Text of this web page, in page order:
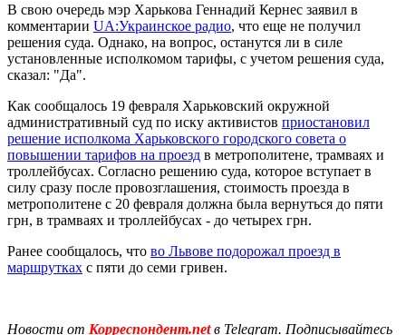
В свою очередь мэр Харькова Геннадий Кернес заявил в
комментарии UA:Украинское радио, что еще не получил
решения суда. Однако, на вопрос, останутся ли в силе
установленные исполкомом тарифы, с учетом решения суда,
сказал: "Да".
Как сообщалось 19 февраля Харьковский окружной
административный суд по иску активистов приостановил
решение исполкома Харьковского городского совета о
повышении тарифов на проезд в метрополитене, трамваях и
троллейбусах. Согласно решению суда, которое вступает в
силу сразу после провозглашения, стоимость проезда в
метрополитене с 20 февраля должна была вернуться до пяти
грн, в трамваях и троллейбусах - до четырех грн.
Ранее сообщалось, что во Львове подорожал проезд в
маршрутках с пяти до семи гривен.
Новости от Корреспондент.netв Telegram. Подписывайтесь